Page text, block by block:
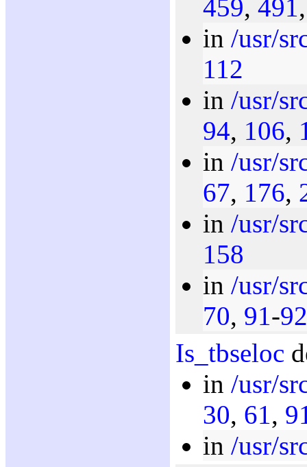
459, 491
in /usr/
112
in /usr/
94, 106,
in /usr/
67, 176,
in /usr/
158
in /usr/
70, 91 -92
Is_tbseloc
in /usr/
30, 61,
in /usr/